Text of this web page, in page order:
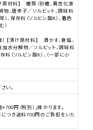
原材料】 糖類（砂糖、異性化液
物、唐辛子／ソルビット、調味料
）、保存料（ソルビン酸K）、着色
）
【漬け原材料】 酒かす、食塩、
加水分解物／ソルビット、調味料
料（ソルビン酸K）、（一部に小
い。
円（税別）」掛かります。
つき送料700円のご負担をいた